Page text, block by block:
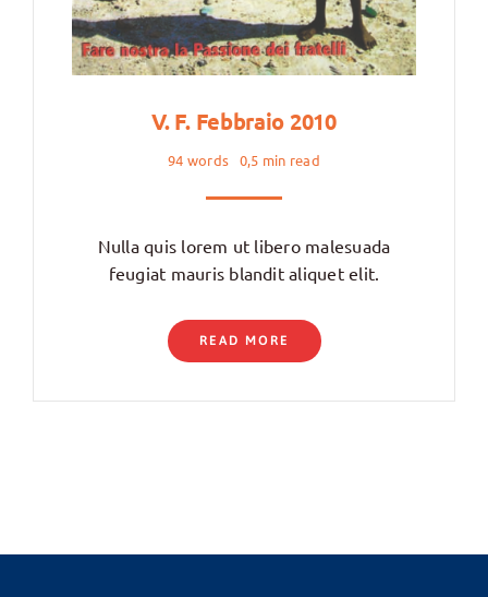
V. F. Febbraio 2010
94 words 0,5 min read
Nulla quis lorem ut libero malesuada
feugiat mauris blandit aliquet elit.
READ MORE